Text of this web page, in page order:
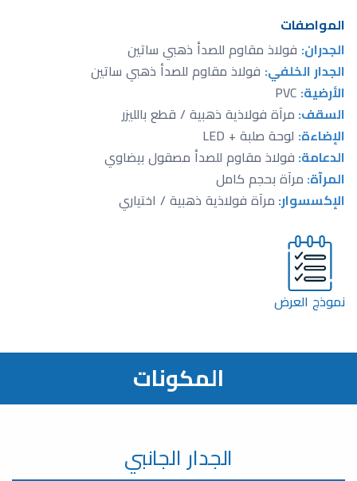
المواصفات
الجدران:فولاذ مقاوم للصدأ ذهبي ساتين
الجدار الخلفي:فولاذ مقاوم للصدأ ذهبي ساتين
الأرضية:PVC
السقف:مرآة فولاذية ذهبية / قطع بالليزر
الإضاءة:لوحة صلبة + LED
الدعامة:فولاذ مقاوم للصدأ مصقول بيضاوي
المرآة:مرآة بحجم كامل
الإكسسوار:مرآة فولاذية ذهبية / اختياري
نموذج العرض
المكونات
الجدار الجانبي